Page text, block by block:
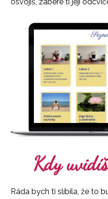
Kdy
Ráda bych ti slíbila, že to